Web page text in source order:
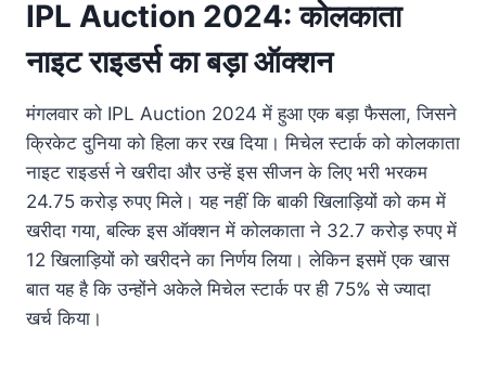
e
b
o
o
k
s
A
p
y
Li
n
k
e
IPL Auction 2024: कोलकाता
नाइट राइडर्स का बड़ा ऑक्शन
मंगलवार को IPL Auction 2024 में हुआ एक बड़ा फैसला, जिसने
क्रिकेट दुनिया को हिला कर रख दिया। मिचेल स्टार्क को कोलकाता
नाइट राइडर्स ने खरीदा और उन्हें इस सीजन के लिए भरी भरकम
24.75 करोड़ रुपए मिले। यह नहीं कि बाकी खिलाड़ियों को कम में
खरीदा गया, बल्कि इस ऑक्शन में कोलकाता ने 32.7 करोड़ रुपए में
12 खिलाड़ियों को खरीदने का निर्णय लिया। लेकिन इसमें एक खास
बात यह है कि उन्होंने अकेले मिचेल स्टार्क पर ही 75% से ज्यादा
खर्च किया।